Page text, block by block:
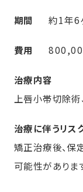
期間 約1年6
費用
治療内容
上唇小帯切除術
治療に伴うリス
矯正治療後、保
可能性がありま